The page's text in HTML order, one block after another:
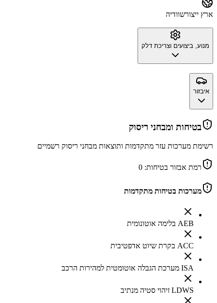
ארץ ייצורשוודיה
מנוע, ביצועים וצריכת דלק
איבזור
בטיחות ומבחני ריסוק
רשימת מערכות עזר מתקדמות ותוצאות מבחני ריסוק רשמיים
רמת אבזור בטיחות: 0
מערכות בטיחות מתקדמות
AEB בלימה אוטונומית
ACC בקרת שיוט אדפטיבית
ISA מערכת הגבלה אוטומטית למהירות הרכב
LDWS זיהוי סטיה מנתיב